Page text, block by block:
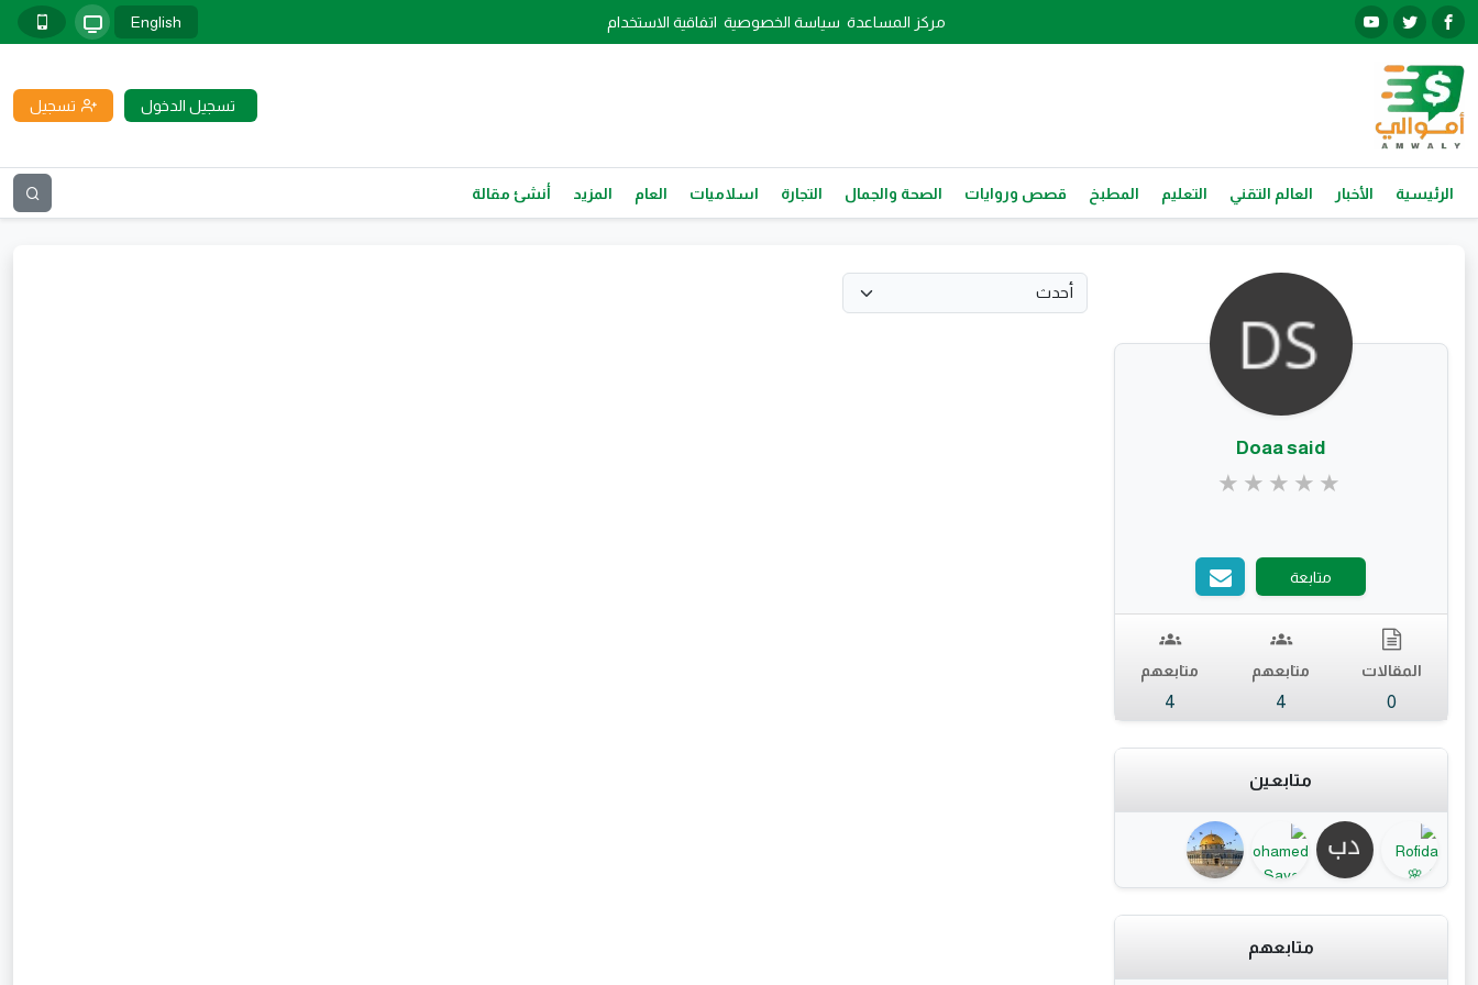
مركز المساعدة سياسة الخصوصية اتفاقية الاستخدام English
تسجيل الدخول تسجيل
الرئيسية الأخبار العالم التقني التعليم المطبخ قصص وروايات الصحة والجمال التجارة اسلاميات العام المزيد أنشئ مقالة
Doaa said
متابعة
المقالات
0
متابعهم
4
متابعهم
4
متابعين
متابعهم